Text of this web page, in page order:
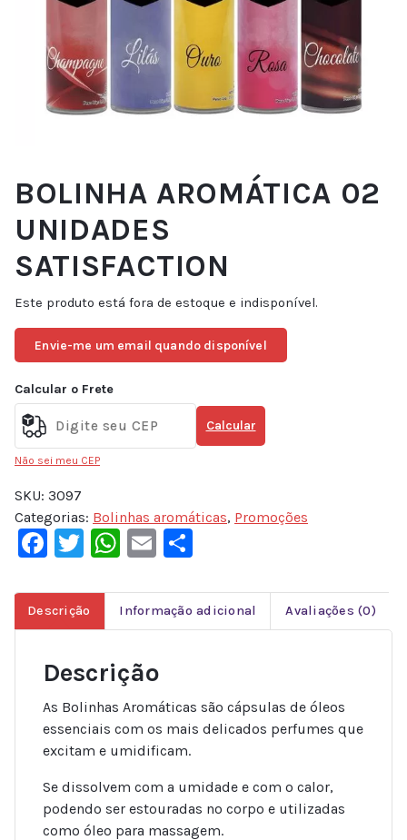
BOLINHA AROMÁTICA 02
UNIDADES
SATISFACTION
Este produto está fora de estoque e indisponível.
Envie-me um email quando disponível
Calcular o Frete
Calcular
Não sei meu CEP
SKU: 3097
Categorias: Bolinhas aromáticas, Promoções
Facebook
Twitter
WhatsApp
Email
Descrição Informação adicional Avaliações (0)
Descrição
As Bolinhas Aromáticas são cápsulas de óleos
essenciais com os mais delicados perfumes que
excitam e umidificam.
Se dissolvem com a umidade e com o calor,
podendo ser estouradas no corpo e utilizadas
como óleo para massagem.